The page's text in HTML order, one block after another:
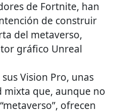
de Fortnite, han
de construir
del metaverso,
gráfico Unreal
Vision Pro, unas
mixta que, aunque no
ofrecen